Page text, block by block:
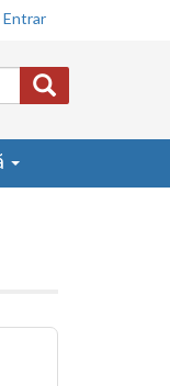
Entrar